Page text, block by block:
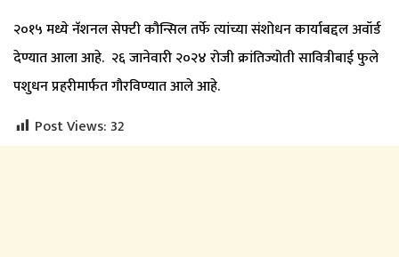
२०१५ मध्ये नॅशनल सेफ्टी कौन्सिल तर्फे त्यांच्या संशोधन कार्याबद्दल अवॉर्ड
देण्यात आला आहे. २६ जानेवारी २०२४ रोजी क्रांतिज्योती सावित्रीबाई फुले
पशुधन प्रहरीमार्फत गौरविण्यात आले आहे.
Post Views:32